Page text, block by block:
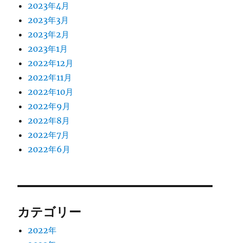
2023年4月
2023年3月
2023年2月
2023年1月
2022年12月
2022年11月
2022年10月
2022年9月
2022年8月
2022年7月
2022年6月
カテゴリー
2022年